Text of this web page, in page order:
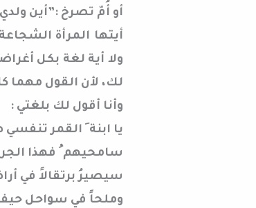
أو أُمّ تصرخ :”أين
أيتها المرأة
ولا أية لغة بكل
لك، لأن القول
وأنا أقول لك بلغتي :
يا ابنة َ القمر
سامحيهم ُ فهذا
سيصيرُ برتقالاً في
وملحاً في سواحل